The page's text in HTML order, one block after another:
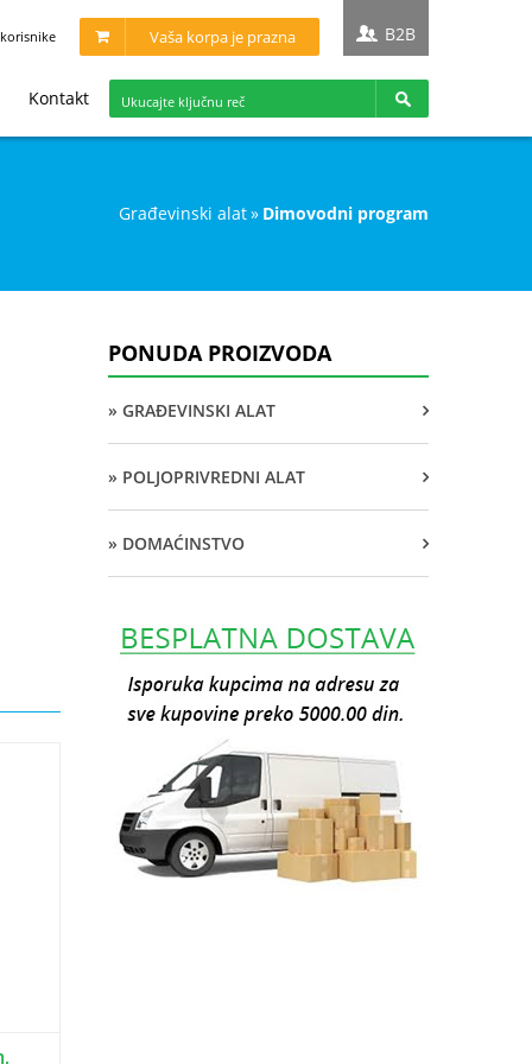
građevinski alat» dimovodni program
Vaša korpa je prazna B2B
Kontakt
PONUDA PROIZVODA
» GRAĐEVINSKI ALAT
» POLJOPRIVREDNI ALAT
» DOMAĆINSTVO